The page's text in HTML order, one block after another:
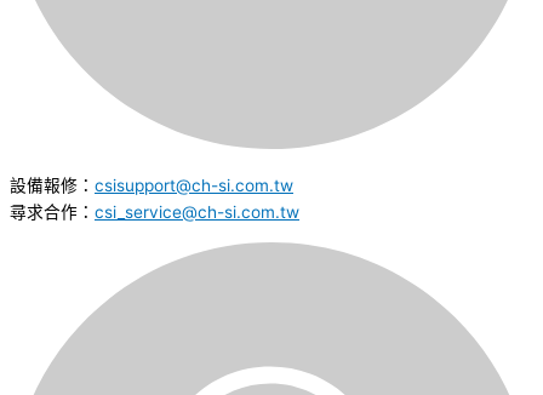
設備報修： csisupport@ch-si.com.tw
尋求合作： csi_service@ch-si.com.tw